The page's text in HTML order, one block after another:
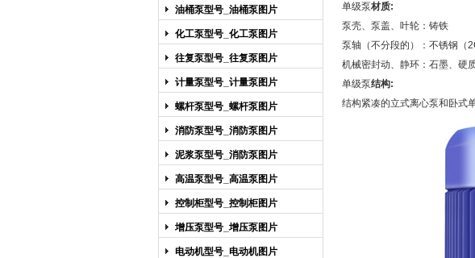
油桶泵型号_油桶泵图片
化工泵型号_化工泵图片
往复泵型号_往复泵图片
计量泵型号_计量泵图片
螺杆泵型号_螺杆泵图片
消防泵型号_消防泵图片
泥浆泵型号_消防泵图片
高温泵型号_高温泵图片
控制柜型号_控制柜图片
增压泵型号_增压泵图片
电动机型号_电动机图片
单级泵材质:
泵壳、泵盖、叶轮：铸铁
泵轴（不分段的）：不锈钢（
机械密封动、静环：石墨、硬
单级泵结构:
结构紧凑的立式离心泵和卧式